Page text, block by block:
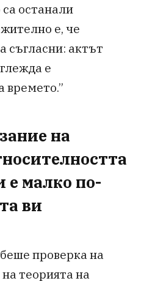
останали
е, че
съгласни: актът
е
времето.”
на
е малко по-
ви
проверка на
теорията на